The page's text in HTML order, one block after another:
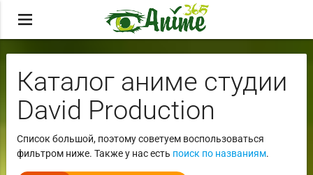
menu
Каталог аниме студии
David Production
Список большой, поэтому советуем воспользоваться
фильтром ниже. Также у нас есть поиск по названиям.